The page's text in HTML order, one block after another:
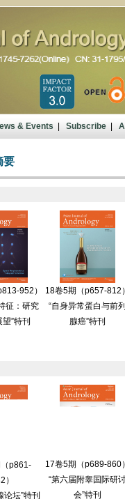
& Events| Subscribe|
要
952）
征：研究
”特刊
18卷5期（p657-812
“自身异常蛋白与前
腺癌”特刊
p861-
）
论坛”特刊
17卷5期（p689-860
“第六届附睾国际研
会”特刊